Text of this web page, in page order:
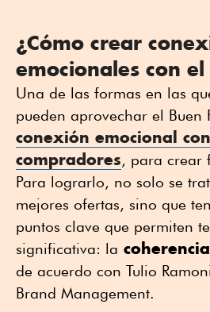
¿Cómo crear
emocionales con
Una de las formas en las
pueden aprovechar el Buen
conexión emocional
compradores, para crear
Para lograrlo, no solo se
mejores ofertas, sino que
puntos clave que permiten
significativa: la
de acuerdo con Tulio
Brand Management.